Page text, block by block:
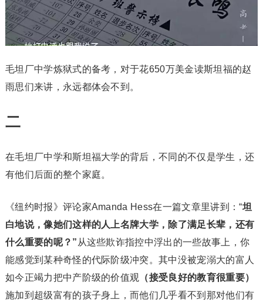
毛坦厂中学炼狱式的备考，对于花650万美金读斯坦福的赵
雨思们来讲，永远都体会不到。
二
在毛坦厂中学和斯坦福大学的背后，不同的不仅是学生，还
有他们后面的整个家庭。
《纽约时报》评论家Amanda Hess在一篇文章里讲到：“坦
白地说，像她们这样的人上名牌大学，除了满足长辈，还有
什么重要的呢？” 从这些欺诈指控中浮出的一些故事上，你
能感觉到某种奇怪的代际阶级冲突。其中没被宠溺大的富人
如今正竭力把中产阶级的价值观 （接受良好的教育很重要）
施加到超级富有的孩子身上，而他们几乎看不到那对他们有